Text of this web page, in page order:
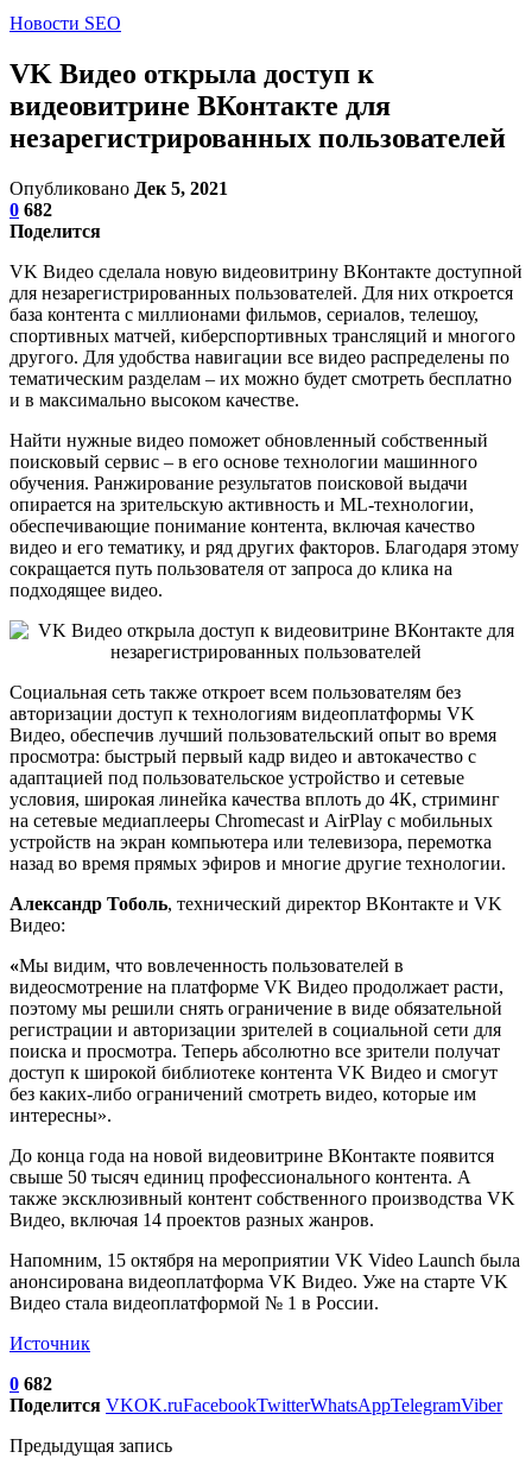
Новости SEO
VK Видео открыла доступ к
видеовитрине ВКонтакте для
незарегистрированных пользователей
Опубликовано Дек 5, 2021
0 682
Поделится
VK Видео сделала новую видеовитрину ВКонтакте доступной
для незарегистрированных пользователей. Для них откроется
база контента с миллионами фильмов, сериалов, телешоу,
спортивных матчей, киберспортивных трансляций и многого
другого. Для удобства навигации все видео распределены по
тематическим разделам – их можно будет смотреть бесплатно
и в максимально высоком качестве.
Найти нужные видео поможет обновленный собственный
поисковый сервис – в его основе технологии машинного
обучения. Ранжирование результатов поисковой выдачи
опирается на зрительскую активность и ML-технологии,
обеспечивающие понимание контента, включая качество
видео и его тематику, и ряд других факторов. Благодаря этому
сокращается путь пользователя от запроса до клика на
подходящее видео.
Социальная сеть также откроет всем пользователям без
авторизации доступ к технологиям видеоплатформы VK
Видео, обеспечив лучший пользовательский опыт во время
просмотра: быстрый первый кадр видео и автокачество с
адаптацией под пользовательское устройство и сетевые
условия, широкая линейка качества вплоть до 4К, стриминг
на сетевые медиаплееры Chromecast и AirPlay с мобильных
устройств на экран компьютера или телевизора, перемотка
назад во время прямых эфиров и многие другие технологии.
Александр Тоболь, технический директор ВКонтакте и VK
Видео:
«Мы видим, что вовлеченность пользователей в
видеосмотрение на платформе VK Видео продолжает расти,
поэтому мы решили снять ограничение в виде обязательной
регистрации и авторизации зрителей в социальной сети для
поиска и просмотра. Теперь абсолютно все зрители получат
доступ к широкой библиотеке контента VK Видео и смогут
без каких-либо ограничений смотреть видео, которые им
интересны».
До конца года на новой видеовитрине ВКонтакте появится
свыше 50 тысяч единиц профессионального контента. А
также эксклюзивный контент собственного производства VK
Видео, включая 14 проектов разных жанров.
Напомним, 15 октября на мероприятии VK Video Launch была
анонсирована видеоплатформа VK Видео. Уже на старте VK
Видео стала видеоплатформой № 1 в России.
Источник
0 682
Поделится VKOK.ruFacebookTwitterWhatsAppTelegramViber
Предыдущая запись